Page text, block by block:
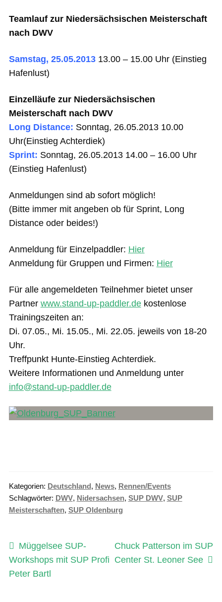
Teamlauf zur Niedersächsischen Meisterschaft
nach DWV
Samstag, 25.05.201313.00 – 15.00 Uhr (Einstieg
Hafenlust)
Einzelläufe zur Niedersächsischen
Meisterschaft nach DWV
Long Distance: Sonntag, 26.05.2013 10.00
Uhr(Einstieg Achterdiek)
Sprint: Sonntag, 26.05.2013 14.00 – 16.00 Uhr
(Einstieg Hafenlust)
Anmeldungen sind ab sofort möglich!
(Bitte immer mit angeben ob für Sprint, Long
Distance oder beides!)
Anmeldung für Einzelpaddler: Hier
Anmeldung für Gruppen und Firmen: Hier
Für alle angemeldeten Teilnehmer bietet unser
Partner www.stand-up-paddler.dekostenlose
Trainingszeiten an:
Di. 07.05., Mi. 15.05., Mi. 22.05. jeweils von 18-20
Uhr.
Treffpunkt Hunte-Einstieg Achterdiek.
Weitere Informationen und Anmeldung unter
info@stand-up-paddler.de
Kategorien: Deutschland, News, Rennen/Events
Schlagwörter: DWV, Nidersachsen, SUP DWV, SUP
Meisterschaften, SUP Oldenburg
Beitragsnavigation
Vorheriger
Beitrag:
Müggelsee SUP-
Workshops mit SUP Profi
Peter Bartl
Nächster
Beitrag:
Chuck Patterson im SUP
Center St. Leoner See